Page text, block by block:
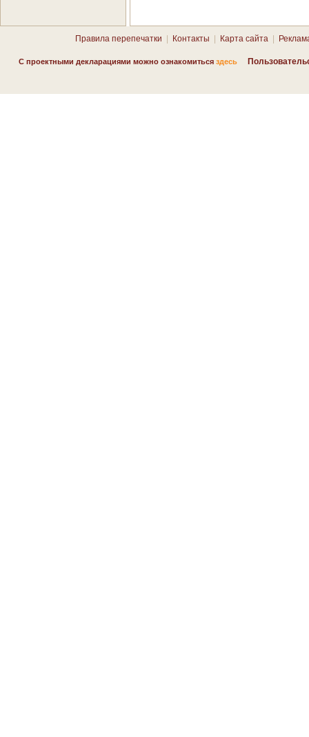
Правила перепечатки Контакты Карта сайта
С проектными декларациями можно ознакомиться здесь